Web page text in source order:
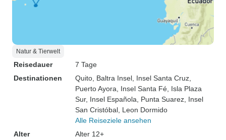
Natur & Tierwelt
Reisedauer
7 Tage
Destinationen
Quito , Baltra Insel , Insel Santa Cruz
Puerto Ayora , Insel Santa Fé , Isla Plaza
Sur, Insel Española , Punta Suarez , Insel
San Cristóbal , Leon Dormido
Alle Reiseziele ansehen
Alter
Alter 12+